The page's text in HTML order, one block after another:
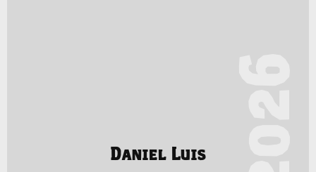
Daniel Luis